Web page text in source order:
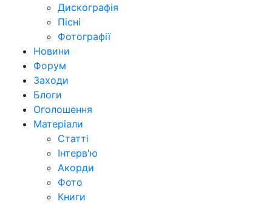
Дискографія
Пісні
Фотографії
Новини
Форум
Заходи
Блоги
Оголошення
Матеріали
Статті
Інтерв'ю
Акорди
Фото
Книги